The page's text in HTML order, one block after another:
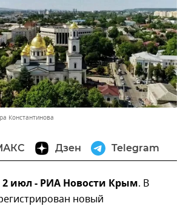
Константинова
Дзен Telegram
июл - РИА Новости Крым. В
новый